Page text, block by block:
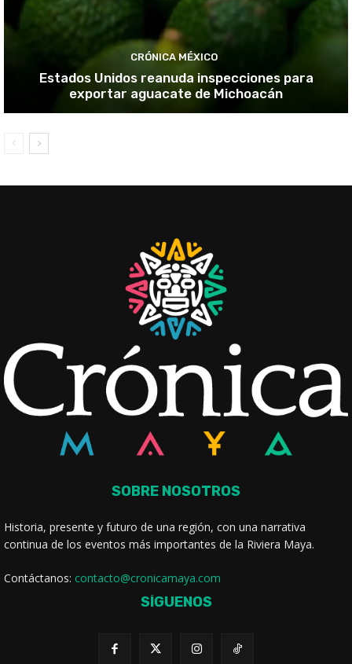
CRÓNICA MÉXICO
Estados Unidos reanuda inspecciones para
exportar aguacate de Michoacán
SOBRE NOSOTROS
Historia, presente y futuro de una región, con una narrativa
continua de los eventos más importantes de la Riviera Maya.
Contáctanos: contacto@cronicamaya.com
SÍGUENOS